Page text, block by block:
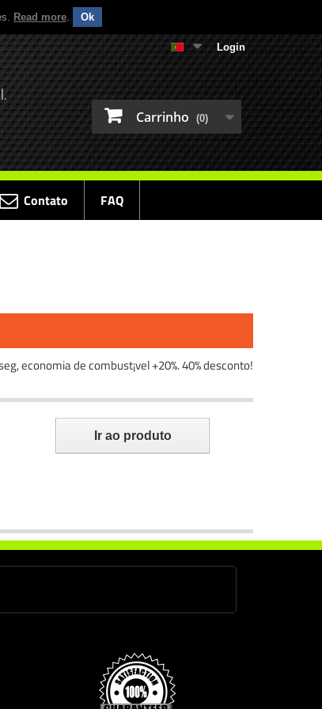
Read more. Ok
Login
Carrinho (0)
Contato FAQ
economia de combust¡vel +20%. 40% desconto!
Ir ao produto